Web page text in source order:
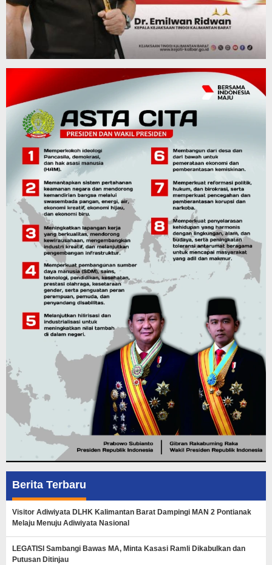
Berita Terbaru
Visitor Adiwiyata DLHK Kalimantan Barat Dampingi MAN 2 Pontianak
Melaju Menuju Adiwiyata Nasional
LEGATISI Sambangi Bawas MA, Minta Kasasi Ramli Dikabulkan dan
Putusan Ditinjau